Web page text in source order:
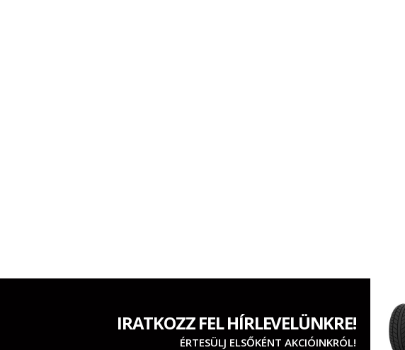
IRATKOZZ FEL HÍRLEVELÜNKRE!
ÉRTESÜLJ ELSŐKÉNT AKCIÓINKRÓL!